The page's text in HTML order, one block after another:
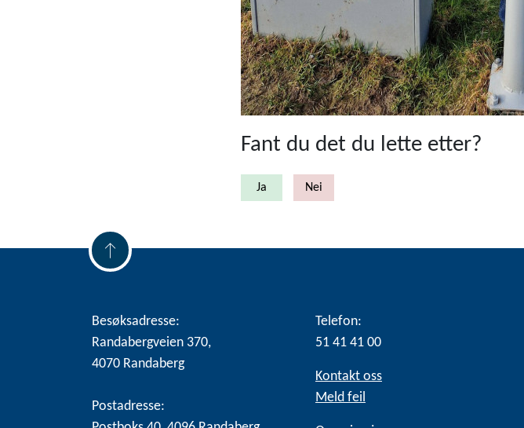
Fant du det du lette etter?
Besøksadresse:
Randabergveien 370,
4070 Randaberg
Postadresse:
Telefon:
51 41 41 00
Kontakt oss
Meld feil